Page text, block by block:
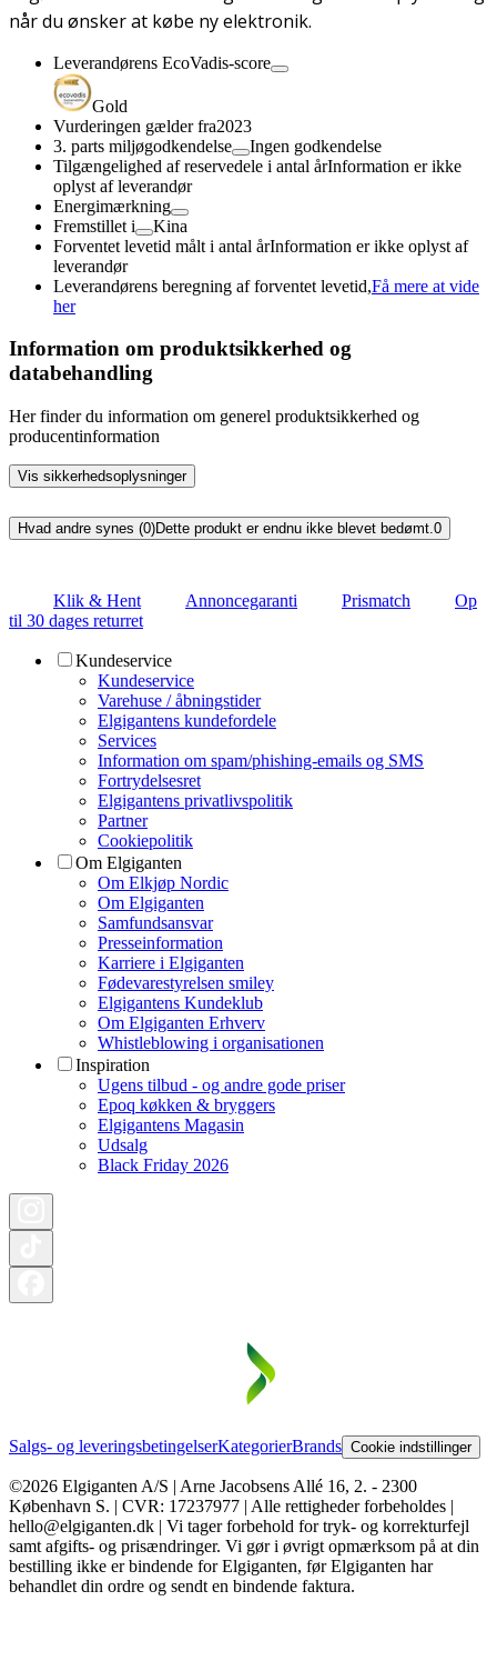
når du ønsker at købe ny elektronik.
Leverandørens EcoVadis-score
Gold
Vurderingen gælder fra2023
3. parts miljøgodkendelse
Ingen godkendelse
Tilgængelighed af reservedele i antal årInformation er ikke
oplyst af leverandør
Energimærkning
Fremstillet i
Kina
Forventet levetid målt i antal årInformation er ikke oplyst af
leverandør
Leverandørens beregning af forventet levetid,Få mere at vide
her
Information om produktsikkerhed og
databehandling
Her finder du information om generel produktsikkerhed og
producentinformation
Vis sikkerhedsoplysninger
Hvad andre synes (0)Dette produkt er endnu ikke blevet bedømt.0
Klik & Hent Annoncegaranti Prismatch
Op
til 30 dages returret
Kundeservice
Kundeservice
Varehuse / åbningstider
Elgigantens kundefordele
Services
Information om spam/phishing-emails og SMS
Fortrydelsesret
Elgigantens privatlivspolitik
Partner
Cookiepolitik
Om Elgiganten
Om Elkjøp Nordic
Om Elgiganten
Samfundsansvar
Presseinformation
Karriere i Elgiganten
Fødevarestyrelsen smiley
Elgigantens Kundeklub
Om Elgiganten Erhverv
Whistleblowing i organisationen
Inspiration
Ugens tilbud - og andre gode priser
Epoq køkken & bryggers
Elgigantens Magasin
Udsalg
Black Friday 2026
Salgs- og leveringsbetingelserKategorierBrands Cookie indstillinger
©2026 Elgiganten A/S | Arne Jacobsens Allé 16, 2. - 2300
København S. | CVR: 17237977 | Alle rettigheder forbeholdes |
hello@elgiganten.dk | Vi tager forbehold for tryk- og korrekturfejl
samt afgifts- og prisændringer. Vi gør i øvrigt opmærksom på at din
bestilling ikke er bindende for Elgiganten, før Elgiganten har
behandlet din ordre og sendt en bindende faktura.